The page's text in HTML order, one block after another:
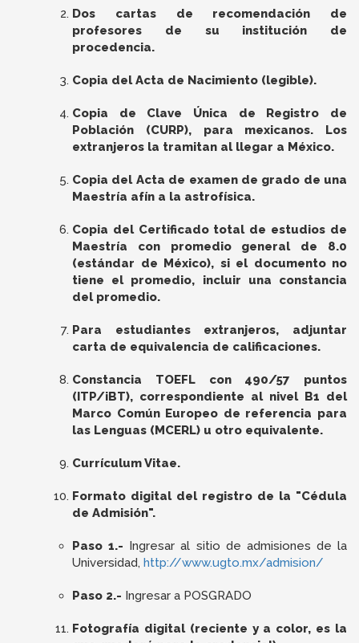
Dos cartas de recomendación de
profesores de su institución de
procedencia.
Copia del Acta de Nacimiento (legible).
Copia de Clave Única de Registro de
Población (CURP), para mexicanos. Los
extranjeros la tramitan al llegar a México.
Copia del Acta de examen de grado de una
Maestría afín a la astrofísica.
Copia del Certificado total de estudios de
Maestría con promedio general de 8.0
(estándar de México), si el documento no
tiene el promedio, incluir una constancia
del promedio.
Para estudiantes extranjeros, adjuntar
carta de equivalencia de calificaciones.
Constancia TOEFL con 490/57 puntos
(ITP/iBT), correspondiente al nivel B1 del
Marco Común Europeo de referencia para
las Lenguas (MCERL) u otro equivalente.
Currículum Vitae.
Formato digital del registro de la "Cédula
de Admisión".
Paso 1.- Ingresar al sitio de admisiones de la
Universidad, http://www.ugto.mx/admision/
Paso 2.- Ingresar a POSGRADO
Fotografía digital (reciente y a color, es la